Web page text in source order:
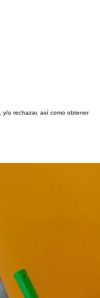
, y/o rechazar, así como obtener